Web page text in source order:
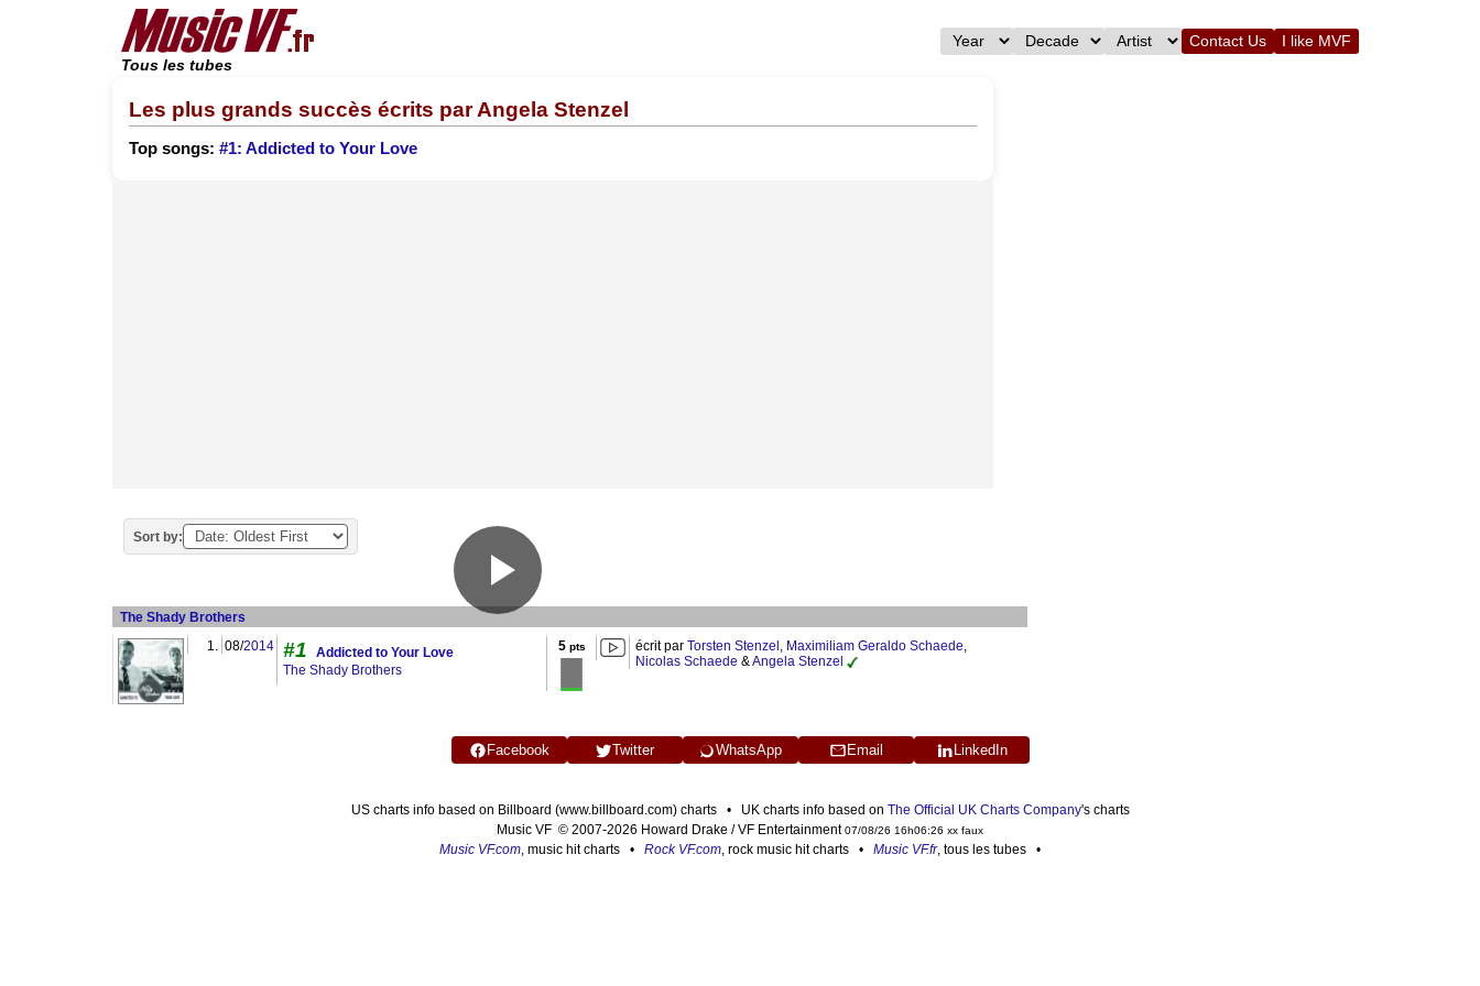
Tous les tubes
Contact Us I like MVF
Les plus grands succès écrits par Angela Stenzel
Top songs: #1: Addicted to Your Love
Sort by:
The Shady Brothers
1. 08/2014 #1
Addicted to Your Love
The Shady Brothers
5pts écrit par Torsten Stenzel , Maximiliam Geraldo Schaede,
Nicolas Schaede &Angela Stenzel
Facebook Twitter WhatsApp Email LinkedIn
US charts info based on Billboard (www.billboard.com) charts • UK charts info based on The Official UK Charts Company's charts
Music VF © 2007-2026 Howard Drake / VF Entertainment07/08/26 16h06:26 xx faux
Music VF.com, music hit charts • Rock VF.com, rock music hit charts • Music VF.fr, tous les tubes •